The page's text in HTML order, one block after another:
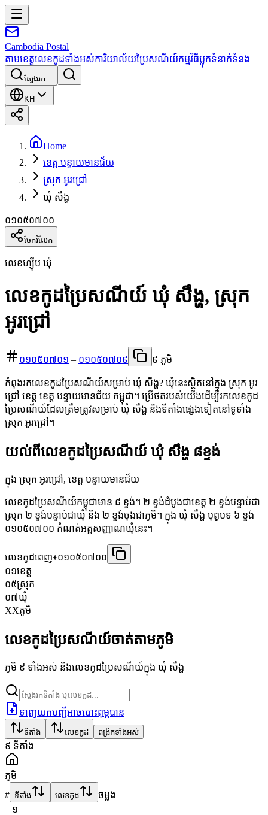
Cambodia Postal
តាមខេត្តលេខកូដទាំងអស់ការិយាល័យប្រៃសណីយ៍កម្មវិធីប្លុកទំនាក់ទំនង
ស្វែងរក...
KH
Home
ខេត្ត បន្ទាយមានជ័យ
ស្រុក អូរជ្រៅ
ឃុំ សឹង្ហ
០១០៥០៧០០
ចែករំលែក
លេខហ្ស៊ីប ឃុំ
លេខកូដប្រៃសណីយ៍ ឃុំ សឹង្ហ, ស្រុក
អូរជ្រៅ
០១០៥០៧០១ – ០១០៥០៧០៩ ៩ ភូមិ
កំពុងរកលេខកូដប្រៃសណីយ៍សម្រាប់ ឃុំ សឹង្ហ? ឃុំនេះស្ថិតនៅក្នុង ស្រុក អូរ
ជ្រៅ ខេត្ត ខេត្ត បន្ទាយមានជ័យ កម្ពុជា។ ប្រើថតរបស់យើងដើម្បីរកលេខកូដ
ប្រៃសណីយ៍ដែលត្រឹមត្រូវសម្រាប់ ឃុំ សឹង្ហ និងទីតាំងផ្សេងទៀតនៅទូទាំង
ស្រុក អូរជ្រៅ។
យល់ពីលេខកូដប្រៃសណីយ៍ ឃុំ សឹង្ហ ៨ខ្ទង់
ក្នុង ស្រុក អូរជ្រៅ, ខេត្ត បន្ទាយមានជ័យ
លេខកូដប្រៃសណីយ៍កម្ពុជាមាន ៨ ខ្ទង់។ ២ ខ្ទង់ដំបូងជាខេត្ត ២ ខ្ទង់បន្ទាប់ជា
ស្រុក ២ ខ្ទង់បន្ទាប់ជាឃុំ និង ២ ខ្ទង់ចុងជាភូមិ។ ក្នុង ឃុំ សឹង្ហ បុព្វបទ ៦ ខ្ទង់
០១០៥០៧០០ កំណត់អត្តសញ្ញាណឃុំនេះ។
លេខកូដពេញ៖០១០៥០៧០០
០១ខេត្ត
០៥ស្រុក
០៧ឃុំ
XXភូមិ
លេខកូដប្រៃសណីយ៍ចាត់តាមភូមិ
ភូមិ ៩ ទាំងអស់ និងលេខកូដប្រៃសណីយ៍ក្នុង ឃុំ សឹង្ហ
ទាញយកបញ្ជីអាចបោះពុម្ភបាន
ទីតាំង លេខកូដ ពង្រីកទាំងអស់
៩ ទីតាំង
ភូមិ
# ទីតាំង លេខកូដ
ចម្លង
១